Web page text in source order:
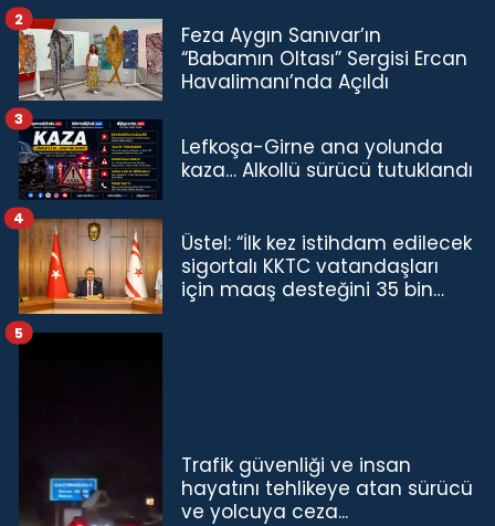
Feza Aygın Sanıvar’ın
“Babamın Oltası” Sergisi Ercan
Havalimanı’nda Açıldı
2
Lefkoşa-Girne ana yolunda
kaza… Alkollü sürücü tutuklandı
3
Üstel: “İlk kez istihdam edilecek
sigortalı KKTC vatandaşları
için maaş desteğini 35 bin
4
Trafik güvenliği ve insan
hayatını tehlikeye atan sürücü
ve yolcuya ceza...
5